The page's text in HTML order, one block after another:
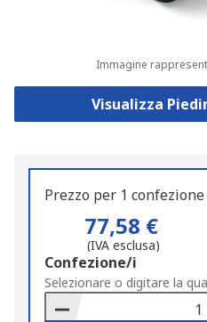
Immagine
Visualizza
Prezzo per 1
77,58 €
(IVA esclusa)
Add
to
Basket
Confezione/i
Selezionare o digitare la